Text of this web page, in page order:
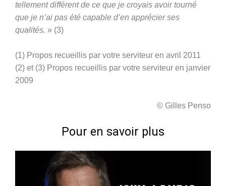
tellement différent de ce que je croyais avoir tourné
que je n’ai pas été capable d’en apprécier ses
qualités. » (3)
(1) Propos recueillis par votre serviteur en avril 2011
(2) et (3) Propos recueillis par votre serviteur en janvier
2009
© Gilles Penso
Pour en savoir plus